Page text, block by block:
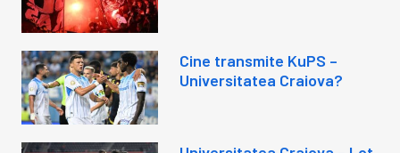
Cine transmite KuPS –
Universitatea Craiova?